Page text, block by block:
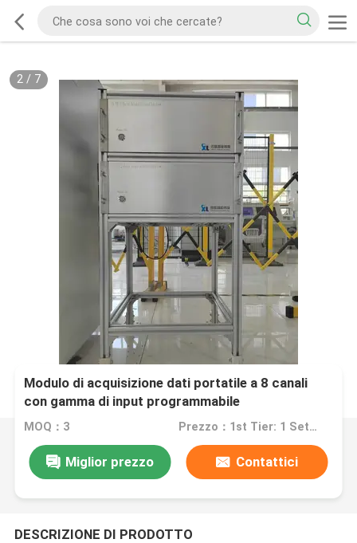
2/ 7
Modulo di acquisizione dati portatile a 8 canali
con gamma di input programmabile
MOQ：3 Prezzo：1st Tier: 1 Set, Unit Price USD 3.00 2nd Tier: 2-5 Sets, Unit Price USD 2.00 3rd Tier: Over 5 Sets, Unit Price USD 1.00
Miglior prezzo Contattici
DESCRIZIONE DI PRODOTTO